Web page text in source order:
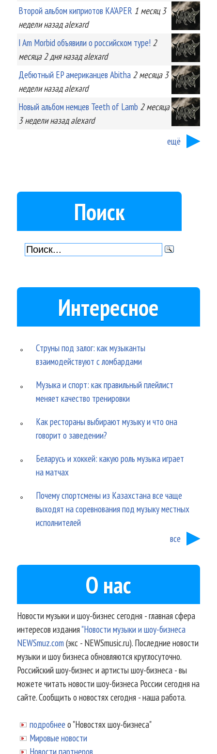
Второй альбом киприотов KA'APER 1 месяц 3
неделиназад alexard
I Am Morbid объявили о российском туре! 2
месяца 2 дняназад alexard
Дебютный EP американцев Abitha 2 месяца 3
неделиназад alexard
Новый альбом немцев Teeth of Lamb 2 месяца
3 неделиназад alexard
ещё
Поиск
Интересное
Струны под залог: как музыканты
взаимодействуют с ломбардами
Музыка и спорт: как правильный плейлист
меняет качество тренировки
Как рестораны выбирают музыку и что она
говорит о заведении?
Беларусь и хоккей: какую роль музыка играет
на матчах
Почему спортсмены из Казахстана все чаще
выходят на соревнования под музыку местных
исполнителей
все
О нас
Новости музыки и шоу-бизнес сегодня - главная сфера
интересов издания"Новости музыки и шоу-бизнеса
NEWSmuz.com(экс - NEWSmusic.ru). Последние новости
музыки и шоу бизнеса обновляются круглосуточно.
Российский шоу-бизнес и артисты шоу-бизнеса - вы
можете читать новости шоу-бизнеса России сегодня на
сайте. Сообщить о новостях сегодня - наша работа.
подробнее о "Новостях шоу-бизнеса"
Мировые новости
Новости партнеров